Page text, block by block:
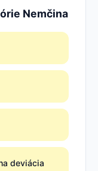
Nemčina
deviácia